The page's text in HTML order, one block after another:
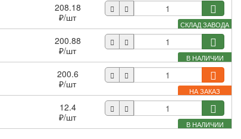
СКЛАД ЗАВОДА
208.18
₽/шт
В НАЛИЧИИ
200.88
₽/шт
НА ЗАКАЗ
200.6
₽/шт
В НАЛИЧИИ
12.4
₽/шт